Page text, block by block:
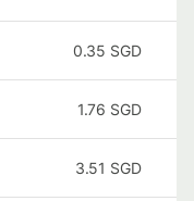
0.35 SGD
1.76 SGD
3.51 SGD